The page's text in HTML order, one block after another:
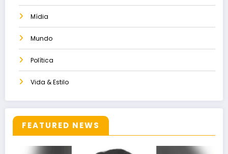
Mídia
Mundo
Política
Vida & Estilo
FEATURED NEWS